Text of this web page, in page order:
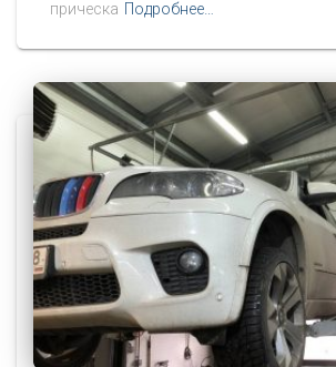
прическа Подробнее…